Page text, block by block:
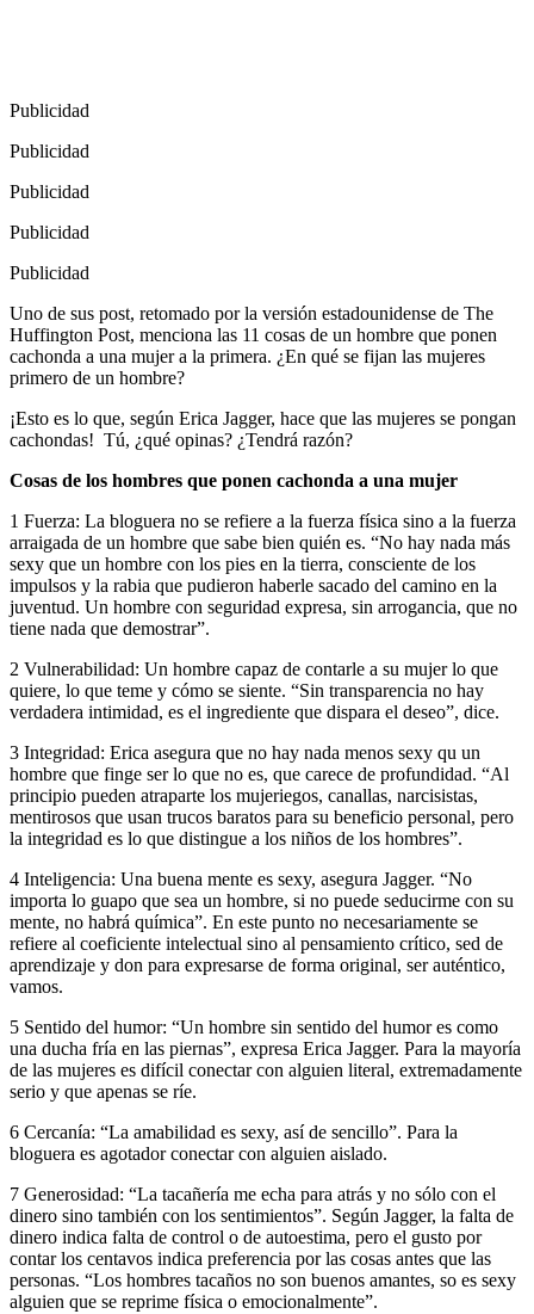
Publicidad
Publicidad
Publicidad
Publicidad
Publicidad
Uno de sus post, retomado por la versión estadounidense de The
Huffington Post, menciona las 11 cosas de un hombre que ponen
cachonda a una mujer a la primera. ¿En qué se fijan las mujeres
primero de un hombre?
¡Esto es lo que, según Erica Jagger, hace que las mujeres se pongan
cachondas! Tú, ¿qué opinas? ¿Tendrá razón?
Cosas de los hombres que ponen cachonda a una mujer
1 Fuerza: La bloguera no se refiere a la fuerza física sino a la fuerza
arraigada de un hombre que sabe bien quién es. “No hay nada más
sexy que un hombre con los pies en la tierra, consciente de los
impulsos y la rabia que pudieron haberle sacado del camino en la
juventud. Un hombre con seguridad expresa, sin arrogancia, que no
tiene nada que demostrar”.
2 Vulnerabilidad: Un hombre capaz de contarle a su mujer lo que
quiere, lo que teme y cómo se siente. “Sin transparencia no hay
verdadera intimidad, es el ingrediente que dispara el deseo”, dice.
3 Integridad: Erica asegura que no hay nada menos sexy qu un
hombre que finge ser lo que no es, que carece de profundidad. “Al
principio pueden atraparte los mujeriegos, canallas, narcisistas,
mentirosos que usan trucos baratos para su beneficio personal, pero
la integridad es lo que distingue a los niños de los hombres”.
4 Inteligencia: Una buena mente es sexy, asegura Jagger. “No
importa lo guapo que sea un hombre, si no puede seducirme con su
mente, no habrá química”. En este punto no necesariamente se
refiere al coeficiente intelectual sino al pensamiento crítico, sed de
aprendizaje y don para expresarse de forma original, ser auténtico,
vamos.
5 Sentido del humor: “Un hombre sin sentido del humor es como
una ducha fría en las piernas”, expresa Erica Jagger. Para la mayoría
de las mujeres es difícil conectar con alguien literal, extremadamente
serio y que apenas se ríe.
6 Cercanía: “La amabilidad es sexy, así de sencillo”. Para la
bloguera es agotador conectar con alguien aislado.
7 Generosidad: “La tacañería me echa para atrás y no sólo con el
dinero sino también con los sentimientos”. Según Jagger, la falta de
dinero indica falta de control o de autoestima, pero el gusto por
contar los centavos indica preferencia por las cosas antes que las
personas. “Los hombres tacaños no son buenos amantes, so es sexy
alguien que se reprime física o emocionalmente”.